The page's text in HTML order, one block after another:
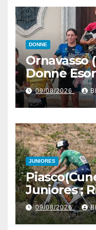
tra le
DONNE
Ornavasso
Donne
Santuario
Boden,
Martina
Piemonte
09/08/2026
JUNIORES
Juniores ;
(Guerrini-
fotofinish
09/08/2026